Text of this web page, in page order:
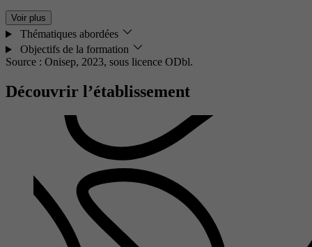
Voir plus
Thématiques abordées
Objectifs de la formation
Source : Onisep, 2023, sous licence ODbl.
Découvrir l’établissement